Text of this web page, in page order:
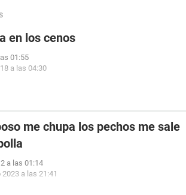
en los cenos
01:55
a las 04:30
me chupa los pechos me sale
a las 01:14
2023 a las 21:41